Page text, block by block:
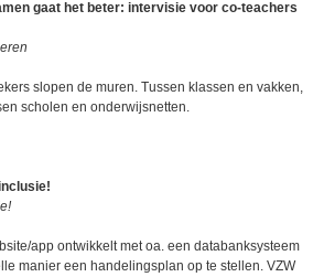
gaat het beter: intervisie voor co-teachers
slopen de muren. Tussen klassen en vakken,
scholen en onderwijsnetten.
app ontwikkelt met oa. een databanksysteem
manier een handelingsplan op te stellen. VZW